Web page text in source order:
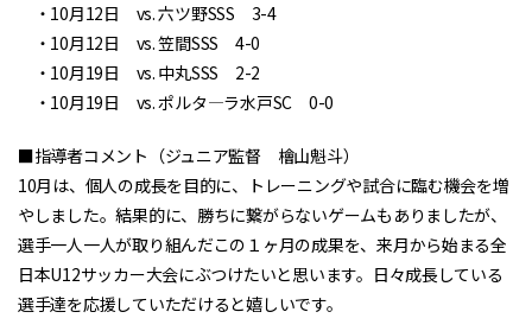
・10月12日 vs. 六ツ野SSS 3-4
・10月12日 vs. 笠間SSS 4-0
・10月19日 vs. 中丸SSS 2-2
・10月19日 vs. ポルタ―ラ水戸SC 0-0
■指導者コメント（ジュニア監督 檜山魁斗）
10月は、個人の成長を目的に、トレーニングや試合に臨む機会を増
やしました。結果的に、勝ちに繋がらないゲームもありましたが、
選手一人一人が取り組んだこの１ヶ月の成果を、来月から始まる全
日本U12サッカー大会にぶつけたいと思います。日々成長している
選手達を応援していただけると嬉しいです。